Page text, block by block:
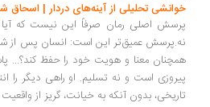
تحلیلی از آینه‌های دردار | اسحاق شیروانی
اصلی رمان صرفاً این نیست که آیا
عمیق‌تر این است: انسان پس از شکست
معنا و هویت خود را حفظ کند؟... پاسخی که
است و نه تسلیم. او راهی دیگر را
بدون آنکه به خیانت، گریز از واقعیت یا